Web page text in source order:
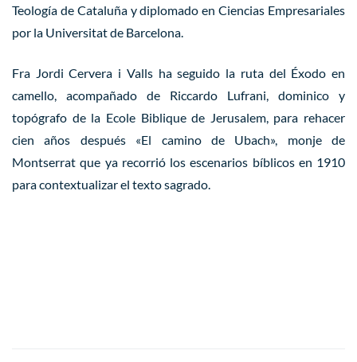
Teología de Cataluña y diplomado en Ciencias Empresariales
por la Universitat de Barcelona.
Fra Jordi Cervera i Valls ha seguido la ruta del Éxodo en
camello, acompañado de Riccardo Lufrani, dominico y
topógrafo de la Ecole Biblique de Jerusalem, para rehacer
cien años después «El camino de Ubach», monje de
Montserrat que ya recorrió los escenarios bíblicos en 1910
para contextualizar el texto sagrado.